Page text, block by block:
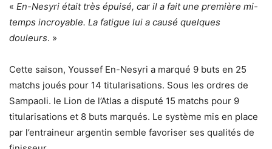
« En-Nesyri était très épuisé, car il a fait une première mi-
temps incroyable. La fatigue lui a causé quelques
douleurs. »
Cette saison, Youssef En-Nesyri a marqué 9 buts en 25
matchs joués pour 14 titularisations. Sous les ordres de
Sampaoli. le Lion de l’Atlas a disputé 15 matchs pour 9
titularisations et 8 buts marqués. Le système mis en place
par l’entraineur argentin semble favoriser ses qualités de